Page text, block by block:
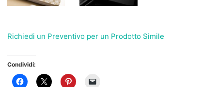
Richiedi un Preventivo per un Prodotto Simile
Condividi: